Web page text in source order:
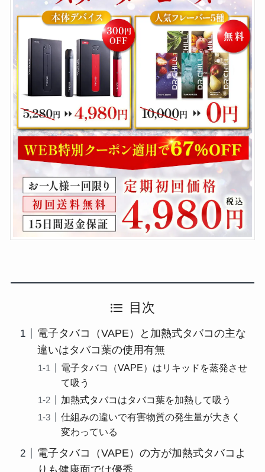
目次
電子タバコ（VAPE）と加熱式タバコの主な
違いはタバコ葉の使用有無
電子タバコ（VAPE）はリキッドを蒸発させ
て吸う
加熱式タバコはタバコ葉を加熱して吸う
仕組みの違いで有害物質の発生量が大きく
変わっている
電子タバコ（VAPE）の方が加熱式タバコよ